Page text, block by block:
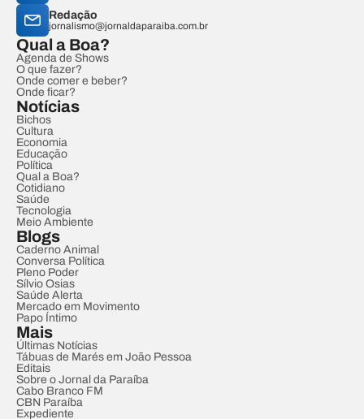
Redação
jornalismo@jornaldaparaiba.com.br
Qual a Boa?
Agenda de Shows
O que fazer?
Onde comer e beber?
Onde ficar?
Notícias
Bichos
Cultura
Economia
Educação
Política
Qual a Boa?
Cotidiano
Saúde
Tecnologia
Meio Ambiente
Blogs
Caderno Animal
Conversa Política
Pleno Poder
Sílvio Osias
Saúde Alerta
Mercado em Movimento
Papo Íntimo
Mais
Últimas Notícias
Tábuas de Marés em João Pessoa
Editais
Sobre o Jornal da Paraíba
Cabo Branco FM
CBN Paraíba
Expediente